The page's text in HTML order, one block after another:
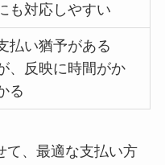
も対応しやすい
払い猶予がある
、反映に時間がか
る
て、最適な支払い方